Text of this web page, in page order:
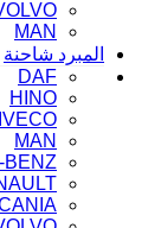
MAN
المبرد شاحنة
DAF
HINO
IVECO
MAN
BENZ